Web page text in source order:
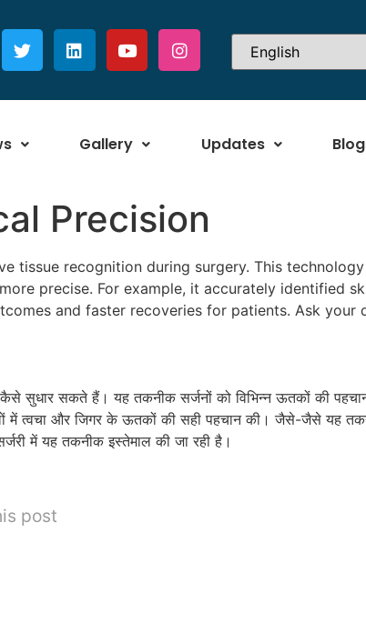
Gallery Updates
Precision
tissue recognition during surgery. This
precise. For example, it accurately identified
and faster recoveries for patients. Ask your
कैसे सुधार सकते हैं। यह तकनीक सर्जनों को विभिन्न ऊतकों की
में त्वचा और जिगर के ऊतकों की सही पहचान की। जैसे-जैसे यह
में यह तकनीक इस्तेमाल की जा रही है।
post